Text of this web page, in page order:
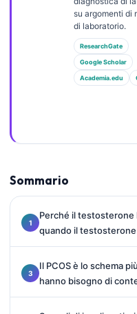
su argomenti di
di laboratorio.
ResearchGate
Google Scholar
Academia.edu
Sommario
Perché il
quando il
Il PCOS è lo schema
hanno bisogno di